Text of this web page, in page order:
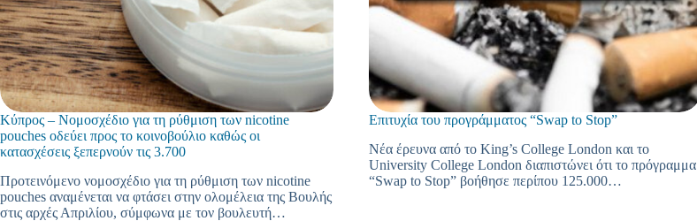
Κύπρος – Νομοσχέδιο για τη ρύθμιση των nicotine
pouches οδεύει προς το κοινοβούλιο καθώς οι
κατασχέσεις ξεπερνούν τις 3.700
Προτεινόμενο νομοσχέδιο για τη ρύθμιση των nicotine
pouches αναμένεται να φτάσει στην ολομέλεια της Βουλής
στις αρχές Απριλίου, σύμφωνα με τον βουλευτή…
Επιτυχία του προγράμματος “Swap to Stop”
Νέα έρευνα από το King’s College London και το
University College London διαπιστώνει ότι το πρόγραμμα
“Swap to Stop” βοήθησε περίπου 125.000…